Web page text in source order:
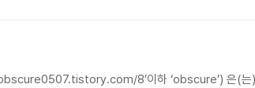
8’이하 ‘obscure’) 은(는)